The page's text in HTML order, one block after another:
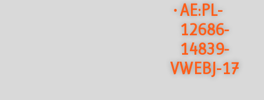
·AE:PL-
12686-
14839-
VWEBJ-17